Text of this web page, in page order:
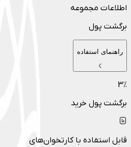
اطلاعات مجموعه
برگشت پول
راهنمای استفاده
3٪
برگشت پول خرید
قابل استفاده با کارتخوان‌های